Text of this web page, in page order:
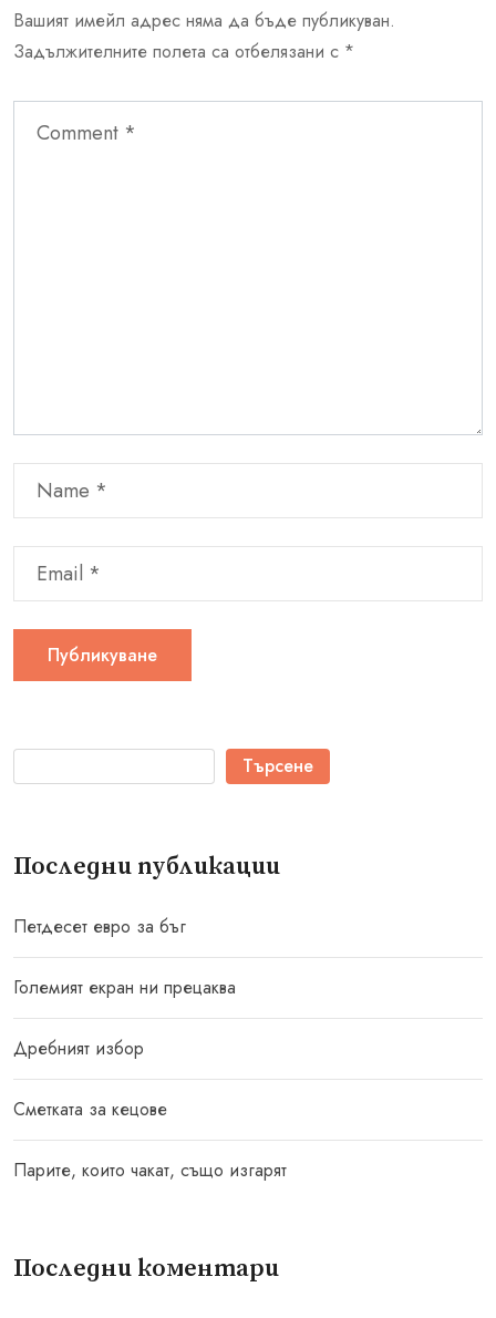
Вашият имейл адрес няма да бъде публикуван.
Задължителните полета са отбелязани с *
Търсене
Последни публикации
Петдесет евро за бъг
Големият екран ни прецаква
Дребният избор
Сметката за кецове
Парите, които чакат, също изгарят
Последни коментари